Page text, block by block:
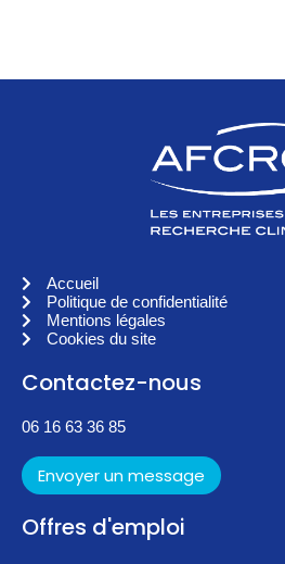
Accueil
Politique de confidentialité
Mentions légales
Cookies du site
Contactez-nous
06 16 63 36 85
Envoyer un message
Offres d'emploi